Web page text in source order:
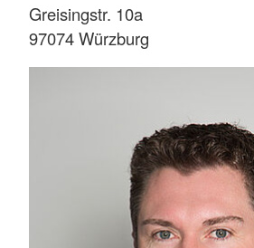
Greisingstr. 10a
97074 Würzburg